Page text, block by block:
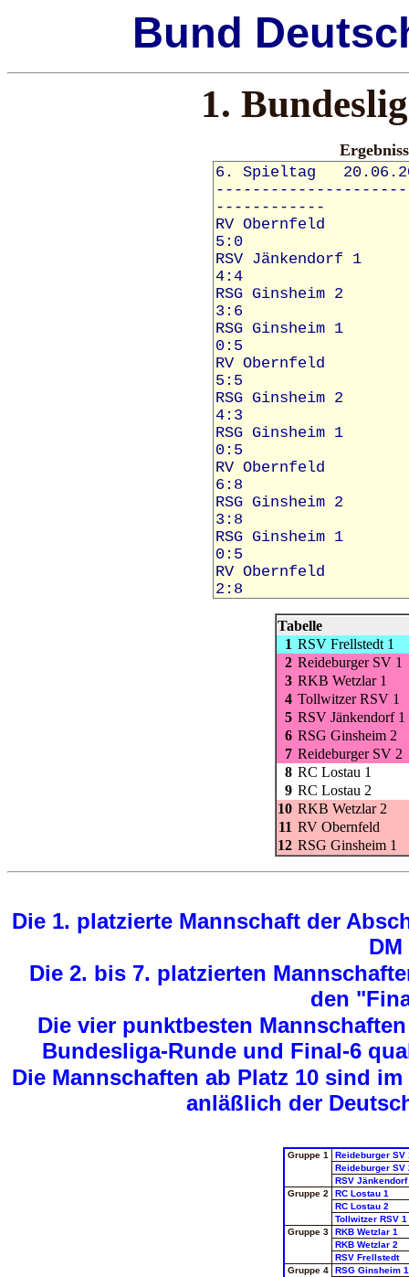
Bund
1.
Tabelle
1 RSV Frellstedt 1
2 Reideburger SV 1
3 RKB Wetzlar 1
4 Tollwitzer RSV 1
5 RSV Jänkendorf 1
6 RSG Ginsheim 2
7 Reideburger SV 2
8 RC Lostau 1
9 RC Lostau 2
10 RKB Wetzlar 2
11 RV Obernfeld
12 RSG Ginsheim 1
Die 1. platzierte Mannschaft der
Die 2. bis 7. platzierten
den
Die vier punktbesten
Bundesliga-Runde und Final-6
Die Mannschaften ab Platz 10 sind
anläßlich der
Gruppe 1
Reideburger SV
Reideburger SV
RSV Jänkendorf
Gruppe 2
RC Lostau 1
RC Lostau 2
Tollwitzer RSV 1
Gruppe3
RKB Wetzlar 1
RKB Wetzlar 2
RSV Frellstedt
Gruppe 4
RSG Ginsheim 1